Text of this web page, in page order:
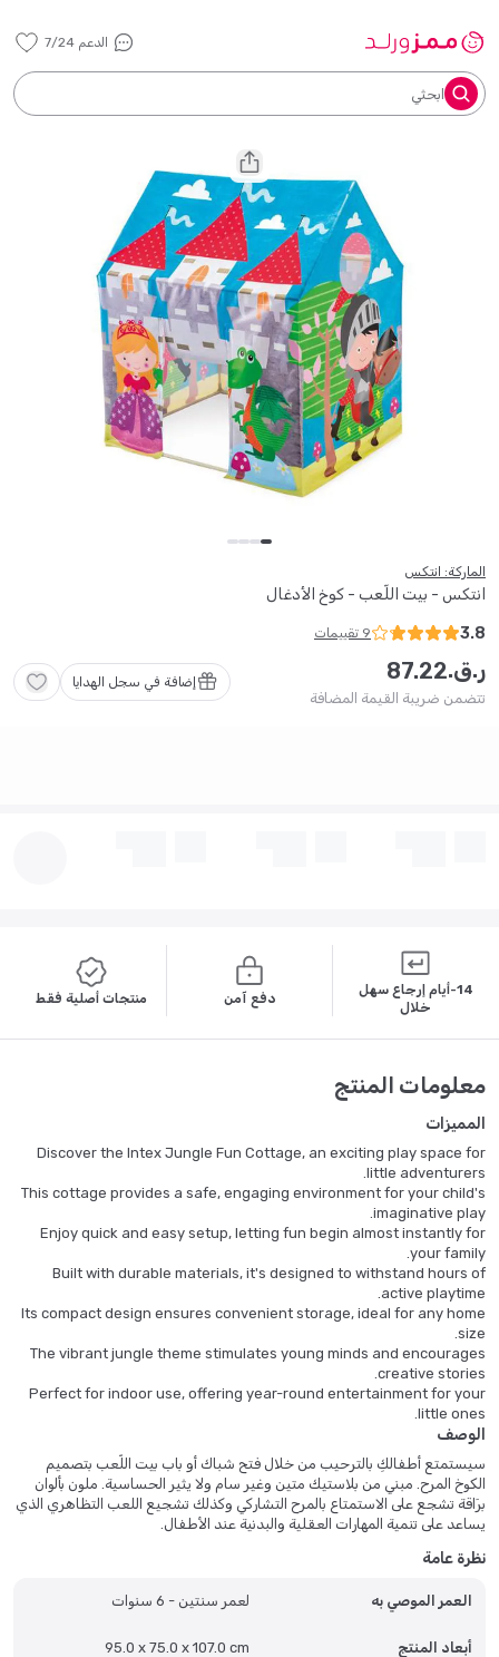
الدعم 7/24
ابحثي
الماركة: انتكس
انتكس - بيت اللّعب - كوخ الأدغال
3.8
9 تقييمات
ر.ق. 87.22
تتضمن ضريبة القيمة المضافة
إضافة في سجل الهدايا
14-أيام إرجاع سهل
خلال
دفع آمن منتجات أصلية فقط
معلومات المنتج
المميزات
Discover the Intex Jungle Fun Cottage, an exciting play space for
little adventurers.
This cottage provides a safe, engaging environment for your child's
imaginative play.
Enjoy quick and easy setup, letting fun begin almost instantly for
your family.
Built with durable materials, it's designed to withstand hours of
active playtime.
Its compact design ensures convenient storage, ideal for any home
size.
The vibrant jungle theme stimulates young minds and encourages
creative stories.
Perfect for indoor use, offering year-round entertainment for your
little ones.
الوصف
سيستمتع أطفالكِ بالترحيب من خلال فتح شباك أو باب بيت اللّعب بتصميم
الكوخ المرح. مبني من بلاستيك متين وغير سام ولا يثير الحساسية. ملون بألوان
برَاقة تشجع على الاستمتاع بالمرح التشاركي وكذلك تشجيع اللعب التظاهري الذي
يساعد على تنمية المهارات العقلية والبدنية عند الأطفال.
نظرة عامة
العمر الموصي به لعمر سنتين - 6 سنوات
أبعاد المنتج 95.0 x 75.0 x 107.0 cm